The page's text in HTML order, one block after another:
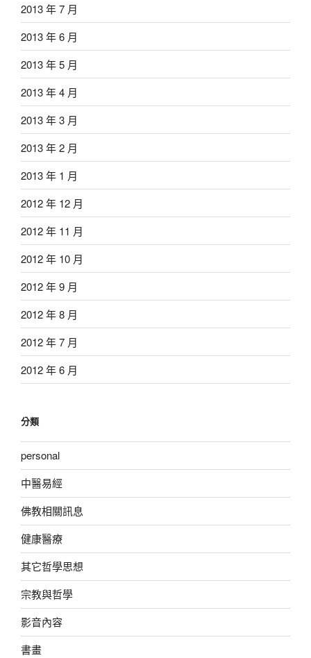
2013 年 7 月
2013 年 6 月
2013 年 5 月
2013 年 4 月
2013 年 3 月
2013 年 2 月
2013 年 1 月
2012 年 12 月
2012 年 11 月
2012 年 10 月
2012 年 9 月
2012 年 8 月
2012 年 7 月
2012 年 6 月
分類
personal
中醫易經
佛教相關訊息
健康醫療
其它哲學思想
宗教與哲學
影音內容
書畫